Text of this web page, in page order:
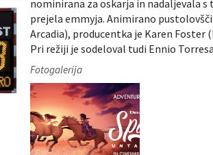
nominirana za oskarja in nadaljevala
prejela emmyja. Animirano
Arcadia), producentka je Karen
Pri režiji je sodeloval tudi Ennio
Fotogalerija